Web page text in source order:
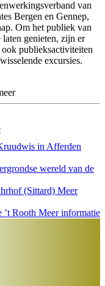
van
Bergen en Gennep,
Om het publiek van
genieten, zijn er
publieksactiviteiten
excursies.
in Afferden
wereld van de
(Sittard) Meer
’t Rooth Meer informatie